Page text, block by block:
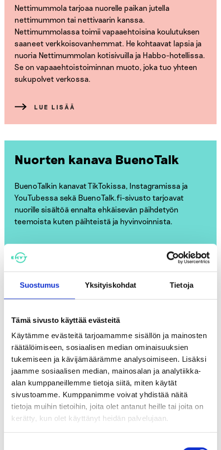
Suostumus Yksityiskohdat Tietoja
Tämä sivusto käyttää evästeitä
Käytämme evästeitä tarjoamamme sisällön ja mainosten
räätälöimiseen, sosiaalisen median ominaisuuksien
tukemiseen ja kävijämäärämme analysoimiseen. Lisäksi
jaamme sosiaalisen median, mainosalan ja analytiikka-
alan kumppaneillemme tietoja siitä, miten käytät
sivustoamme. Kumppanimme voivat yhdistää näitä
tietoja muihin tietoihin, joita olet antanut heille tai joita on
kerätty, kun olet käyttänyt heidän palvelujaan.
Nettimummola tarjoaa nuorelle paikan jutella
nettimummon tai nettivaarin kanssa.
Nettimummolassa toimii vapaaehtoisina koulutuksen
saaneet verkkoisovanhemmat. He kohtaavat lapsia ja
nuoria Nettimummolan kotisivuilla ja Habbo-hotellissa.
Se on vapaaehtoistoiminnan muoto, joka tuo yhteen
sukupolvet verkossa.
LUE LISÄÄ
Nuorten kanava BuenoTalk
BuenoTalkin kanavat TikTokissa, Instagramissa ja
YouTubessa sekä BuenoTalk.fi-sivusto tarjoavat
nuorille sisältöä ennalta ehkäisevän päihdetyön
teemoista kuten päihteistä ja hyvinvoinnista.
Päihdekasvatus peruskoulussa
ja toisella asteella
Tarjoamme kouluille ja oppilaitoksille päihdekasvatusta:
oppitunteja, vanhempainiltoja ja henkilöstöinfoja sekä
koulutusta opiskelijatuutoreille. Toiminta on suunnattu
ala- ja yläkouluille sekä toiselle asteelle.
LUE LISÄÄ